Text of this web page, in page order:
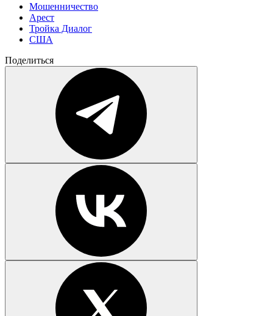
Мошенничество
Арест
Тройка Диалог
США
Поделиться